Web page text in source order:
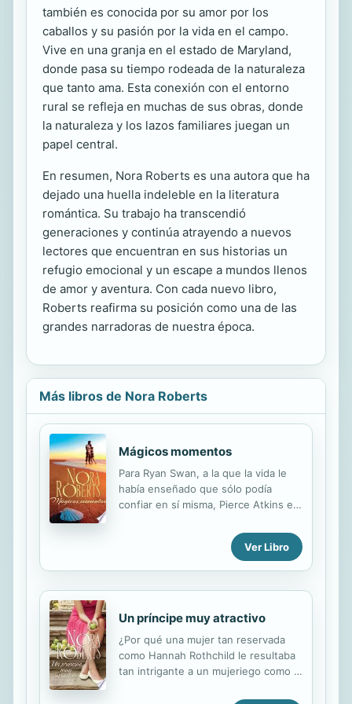
también es conocida por su amor por los
caballos y su pasión por la vida en el campo.
Vive en una granja en el estado de Maryland,
donde pasa su tiempo rodeada de la naturaleza
que tanto ama. Esta conexión con el entorno
rural se refleja en muchas de sus obras, donde
la naturaleza y los lazos familiares juegan un
papel central.
En resumen, Nora Roberts es una autora que ha
dejado una huella indeleble en la literatura
romántica. Su trabajo ha transcendió
generaciones y continúa atrayendo a nuevos
lectores que encuentran en sus historias un
refugio emocional y un escape a mundos llenos
de amor y aventura. Con cada nuevo libro,
Roberts reafirma su posición como una de las
grandes narradoras de nuestra época.
Más libros de Nora Roberts
Mágicos momentos
Para Ryan Swan, a la que la vida le
había enseñado que sólo podía
confiar en sí misma, Pierce Atkins era
confiarle el corazón. Pero ante la
presencia cautivadora de Pierce,
con huir de su pasado, no le costaría
fuerte ante miles de espectadores.
Pero, ¿estaba dispuesto a seguir
huyendo toda la vida?, ¿o debía
Ver Libro
Un príncipe muy atractivo
¿Por qué una mujer tan reservada
como Hannah Rothchild le resultaba
tan intrigante a un mujeriego como el